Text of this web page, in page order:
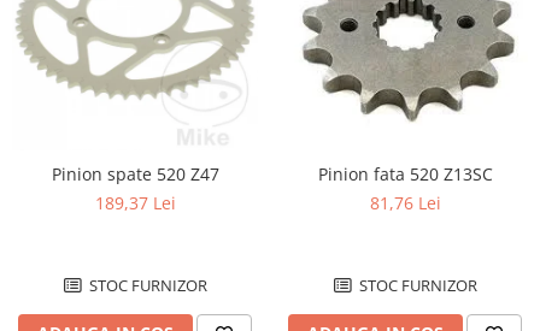
Pinion spate 520 Z47
189,37 Lei
STOC FURNIZOR
Pinion fata 520 Z13SC
81,76 Lei
STOC FURNIZOR